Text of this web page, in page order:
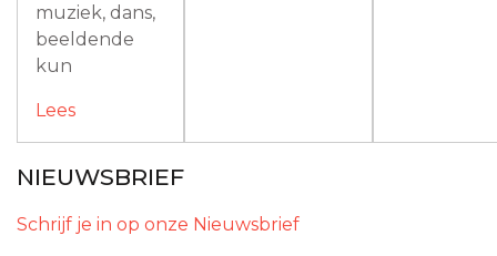
muziek, dans,
beeldende
kun
Lees
NIEUWSBRIEF
Schrijf je in op onze Nieuwsbrief